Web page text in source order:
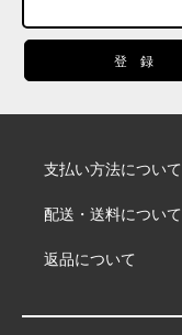
支払い方法について
配送・送料について
返品について